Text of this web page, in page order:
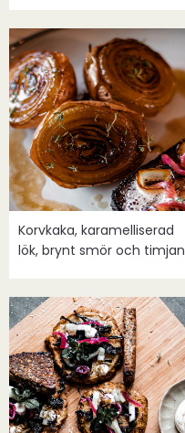
Korvkaka, karamelliserad
lök, brynt smör och timjan